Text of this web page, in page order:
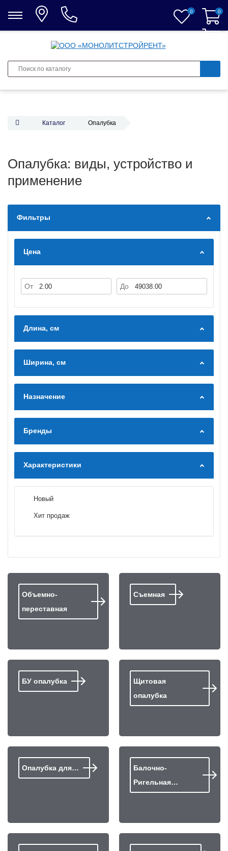
0 0
0
Каталог Опалубка
Опалубка: виды, устройство и
применение
Фильтры
Цена
От До
Длина, см
Ширина, см
Назначение
Бренды
Характеристики
Новый
Хит продаж
Объемно-
переставная
Съемная
БУ опалубка
Щитовая
опалубка
Опалубка для…
Балочно-
Ригельная…